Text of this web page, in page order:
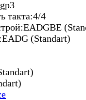
gp3
такта:4/4
EADGBE
EADG (Standart)